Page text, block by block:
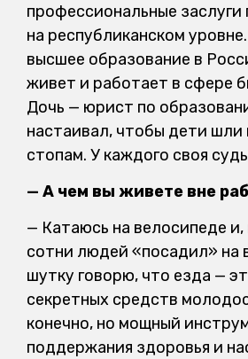
профессиональные заслуги
на республиканском
высшее образование в
живет и работает в сфере
Дочь — юрист по
настаивал, чтобы дети шли
стопам. У каждого своя
— А чем вы живете вне
— Катаюсь на велосипеде и,
сотни людей «посадил» на
шутку говорю, что езда —
секретных средств
конечно, но мощный
поддержания здоровья и